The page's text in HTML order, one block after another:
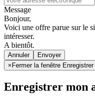
Message
Bonjour,
Voici une offre parue sur le
intéresser.
A bientôt.
Annuler
× Fermer la fenêtre
Enregistrer mon